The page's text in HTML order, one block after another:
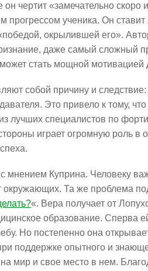
он чертит «замечательно
прогрессом ученика. Он
окрылившей его».
даже самый сложный
стать мощной мотивацией
собой причину и
Это привело к тому,
лучших специалистов по
играет огромную роль в
мнением Куприна. Человеку
окружающих. Та же проблема
«. Вера получает от
образование. Сперва
Но постепенно она
поддержке опытного и
мир и свое место в нем.